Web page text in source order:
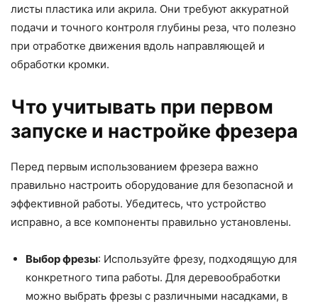
листы пластика или акрила. Они требуют аккуратной
подачи и точного контроля глубины реза, что полезно
при отработке движения вдоль направляющей и
обработки кромки.
Что учитывать при первом
запуске и настройке фрезера
Перед первым использованием фрезера важно
правильно настроить оборудование для безопасной и
эффективной работы. Убедитесь, что устройство
исправно, а все компоненты правильно установлены.
Выбор фрезы: Используйте фрезу, подходящую для
конкретного типа работы. Для деревообработки
можно выбрать фрезы с различными насадками, в